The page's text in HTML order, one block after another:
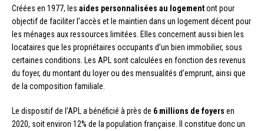
Créées en 1977, les aides personnalisées au logementont pour
objectif de faciliter l’accès et le maintien dans un logement décent pour
les ménages aux ressources limitées. Elles concernent aussi bien les
locataires que les propriétaires occupants d’un bien immobilier, sous
certaines conditions. Les APL sont calculées en fonction des revenus
du foyer, du montant du loyer ou des mensualités d’emprunt, ainsi que
de la composition familiale.
Le dispositif de l’APL a bénéficié à près de 6 millions de foyers en
2020, soit environ 12% de la population française. Il constitue donc un